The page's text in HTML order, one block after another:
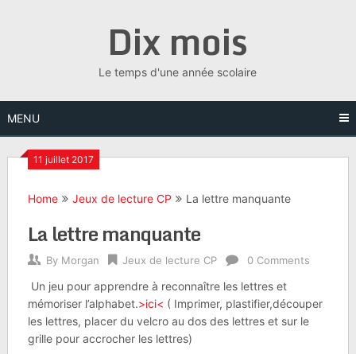
Dix mois
Le temps d'une année scolaire
MENU
11 juillet 2017
Home Jeux de lecture CP La lettre manquante
La lettre manquante
By Morgan Jeux de lecture CP 0 Comments
Un jeu pour apprendre à reconnaître les lettres et
mémoriser l’alphabet.>ici< ( Imprimer, plastifier,découper
les lettres, placer du velcro au dos des lettres et sur le
grille pour accrocher les lettres)